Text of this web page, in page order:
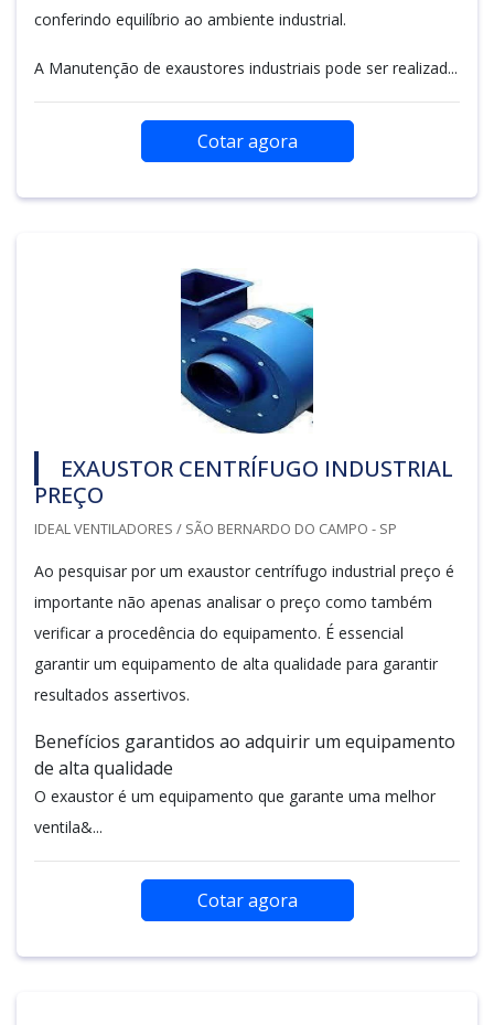
conferindo equilíbrio ao ambiente industrial.
A Manutenção de exaustores industriais pode ser realizad...
Cotar agora
EXAUSTOR CENTRÍFUGO INDUSTRIAL
PREÇO
IDEAL VENTILADORES / SÃO BERNARDO DO CAMPO - SP
Ao pesquisar por um exaustor centrífugo industrial preço é
importante não apenas analisar o preço como também
verificar a procedência do equipamento. É essencial
garantir um equipamento de alta qualidade para garantir
resultados assertivos.
Benefícios garantidos ao adquirir um equipamento
de alta qualidade
O exaustor é um equipamento que garante uma melhor
ventila&...
Cotar agora